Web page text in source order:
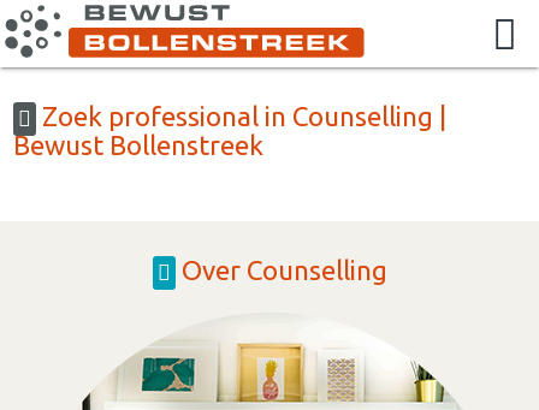
Zoek professional in Counselling |
Bewust Bollenstreek
Over Counselling